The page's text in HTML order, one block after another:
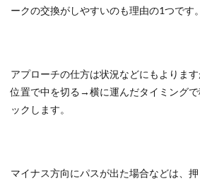
ークの交換がしやすいのも理由の1つです。
アプローチの仕方は状況などにもよりま
位置で中を切る→横に運んだタイミング
ックします。
マイナス方向にパスが出た場合などは、